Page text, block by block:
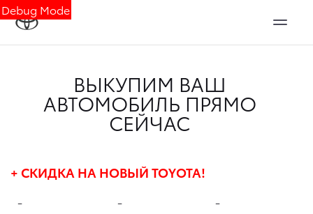
Debug Mode
ВЫКУПИМ ВАШ
АВТОМОБИЛЬ ПРЯМО
СЕЙЧАС
+ СКИДКА НА НОВЫЙ TOYOTA!
- - -